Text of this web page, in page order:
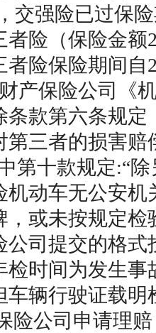
交强险已过保
者险（保险金额
险保险期间自
产保险公司《
条款第六条规定
第三者的损害赔
第十款规定:“
机动车无公安
，或未按规定检
公司提交的格式
时间为发生事
辆行驶证载明
险公司申请理